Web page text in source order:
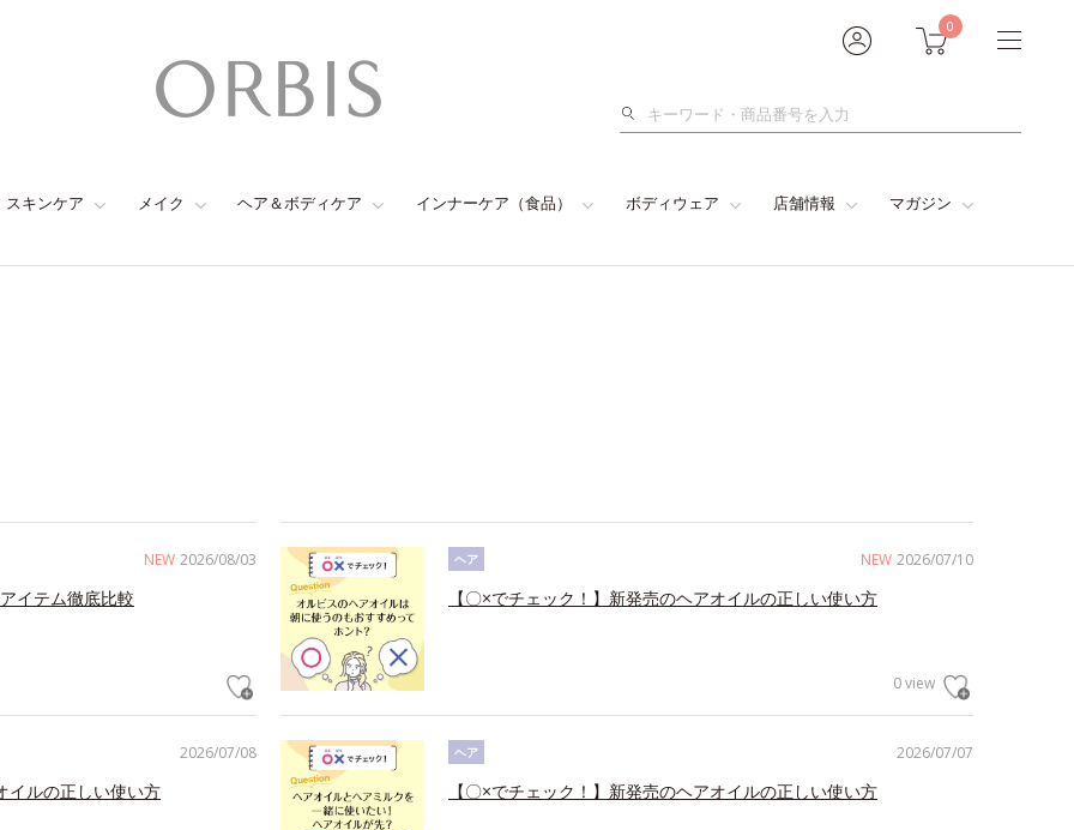
0
検
スキンケア メイク ヘア＆ボディケア インナーケア（食品） ボディウェア 店舗情報 マガジン
NEW 2026/08/03
イテム徹底比較
NEW 2026/07/10
ヘア
【〇×でチェック！】新発売のヘアオイルの正しい使い方
0 view
2026/07/08
イルの正しい使い方
2026/07/07
ヘア
【〇×でチェック！】新発売のヘアオイルの正しい使い方